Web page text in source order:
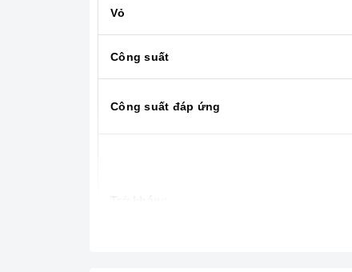
Vỏ
Công suất
Công suất đáp ứng